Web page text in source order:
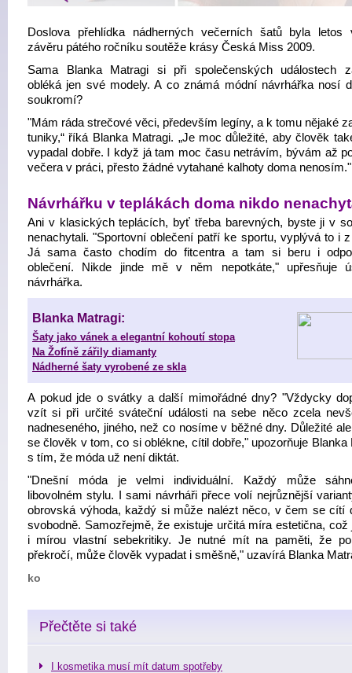
Doslova přehlídka nádherných večerních šatů byla letos
závěru pátého ročníku soutěže krásy Česká Miss 2009.
Sama Blanka Matragi si při společenských událostech
obléká jen své modely. A co známá módní návrhářka nosí
soukromí?
"Mám ráda strečové věci, především legíny, a k tomu nějaké
tuniky,“ říká Blanka Matragi. „Je moc důležité, aby člověk
vypadal dobře. I když já tam moc času netrávím, bývám až
večera v práci, přesto žádné vytahané kalhoty doma nenosím."
Návrhářku v teplákách doma nikdo
Ani v klasických teplácích, byť třeba barevných, byste ji v
nenachytali. "Sportovní oblečení patří ke sportu, vyplývá to i
Já sama často chodím do fitcentra a tam si beru i
oblečení. Nikde jinde mě v něm nepotkáte," upřesňuje
návrhářka.
Blanka Matragi:
Šaty jako vánek a elegantní kohoutí stopa
Na Žofíně zářily diamanty
Nádherné šaty vyrobené ze skla
A pokud jde o svátky a další mimořádné dny? "Vždycky
vzít si při určité sváteční události na sebe něco zcela
nadneseného, jiného, než co nosíme v běžné dny. Důležité
se člověk v tom, co si oblékne, cítil dobře," upozorňuje Blanka
s tím, že móda už není diktát.
"Dnešní móda je velmi individuální. Každý může
libovolném stylu. I sami návrháři přece volí nejrůznější
obrovská výhoda, každý si může nalézt něco, v čem se cítí
svobodně. Samozřejmě, že existuje určitá míra estetična, což
i mírou vlastní sebekritiky. Je nutné mít na paměti, že
překročí, může člověk vypadat i směšně," uzavírá Blanka
ko
Přečtěte si také
I kosmetika musí mít datum spotřeby